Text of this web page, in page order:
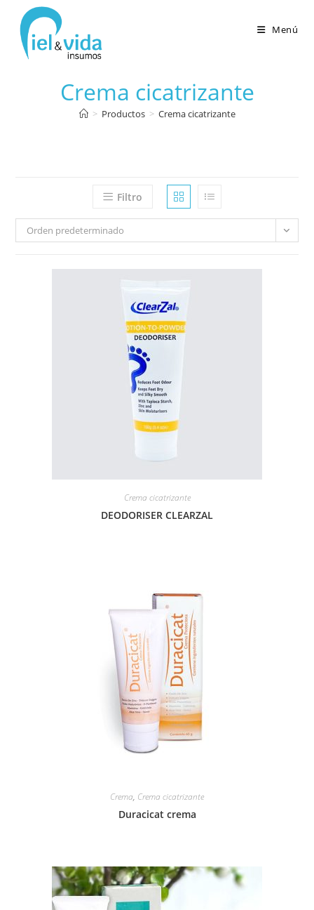
Menú
Crema cicatrizante
> Productos > Crema cicatrizante
Filtro
Orden predeterminado
Crema cicatrizante
DEODORISER CLEARZAL
Crema, Crema cicatrizante
Duracicat crema